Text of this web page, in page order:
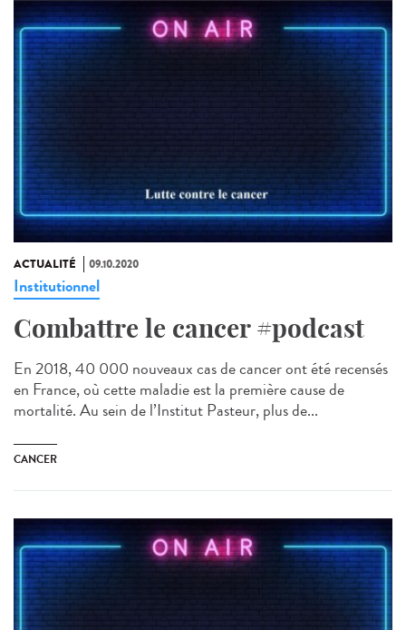
ACTUALITÉ 09.10.2020
Institutionnel
Combattre le cancer #podcast
En 2018, 40 000 nouveaux cas de cancer ont été recensés
en France, où cette maladie est la première cause de
mortalité. Au sein de l’Institut Pasteur, plus de...
CANCER